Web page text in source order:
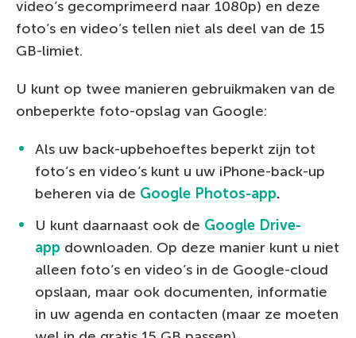
video’s gecomprimeerd naar 1080p) en deze
foto’s en video’s tellen niet als deel van de 15
GB-limiet.
U kunt op twee manieren gebruikmaken van de
onbeperkte foto-opslag van Google:
Als uw back-upbehoeftes beperkt zijn tot
foto’s en video’s kunt u uw iPhone-back-up
beheren via de Google Photos-app.
U kunt daarnaast ook de Google Drive-
app downloaden. Op deze manier kunt u niet
alleen foto’s en video’s in de Google-cloud
opslaan, maar ook documenten, informatie
in uw agenda en contacten (maar ze moeten